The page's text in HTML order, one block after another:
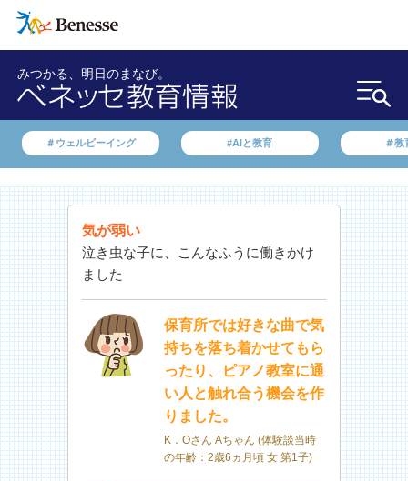
みつかる、明日のまなび。
＃ウェルビーイング #AIと教育 ＃教
気が弱い
泣き虫な子に、こんなふうに働きかけ
ました
保育所では好きな曲で気
持ちを落ち着かせてもら
ったり、ピアノ教室に通
い人と触れ合う機会を作
りました。
K．Oさん Aちゃん (体験談当時
の年齢：2歳6ヵ月頃 女 第1子)